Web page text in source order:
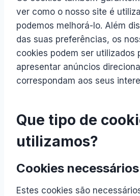
ver como o nosso site é
podemos melhorá-lo. Além
das suas preferências, os
cookies podem ser utilizados
apresentar anúncios
correspondam aos seus
Que tipo de
utilizamos?
Cookies necessários
Estes cookies são